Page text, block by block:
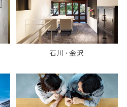
石川・金沢